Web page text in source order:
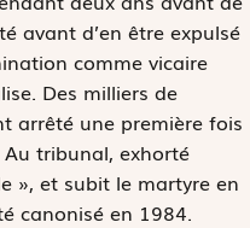
avant d’en être expulsé
comme vicaire
Des milliers de
arrêté une première fois
tribunal, exhorté
», et subit le martyre en
canonisé en 1984.